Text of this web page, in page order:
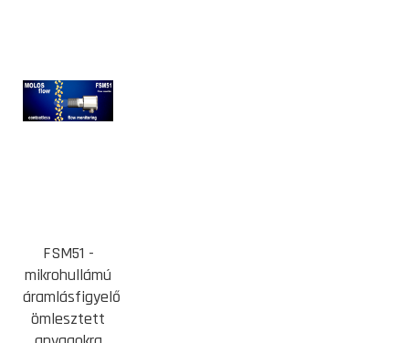
FSM51 -
mikrohullámú
áramlásfigyelő
ömlesztett